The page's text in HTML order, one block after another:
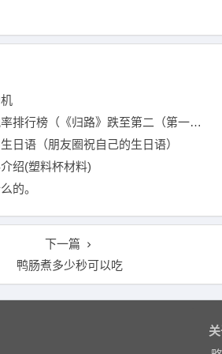
行榜（《归路》跌至第二（第一收视是谁？）
日语（朋友圈祝自己的生日语）
绍(塑料杯材料)
的。
下一篇
鸭肠煮多少秒可以吃